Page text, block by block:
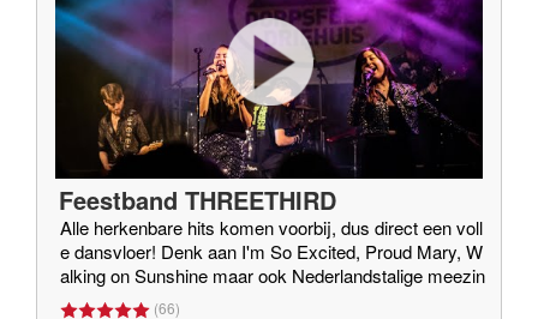
Feestband THREETHIRD
Alle herkenbare hits komen voorbij, dus direct een voll
e dansvloer! Denk aan I'm So Excited, Proud Mary, W
alking on Sunshine maar ook Nederlandstalige meezin
gers en te gekke medleys
(66)